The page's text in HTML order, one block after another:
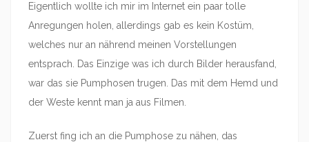
Eigentlich wollte ich mir im Internet ein paar tolle
Anregungen holen, allerdings gab es kein Kostüm,
welches nur an nährend meinen Vorstellungen
entsprach. Das Einzige was ich durch Bilder herausfand,
war das sie Pumphosen trugen. Das mit dem Hemd und
der Weste kennt man ja aus Filmen.
Zuerst fing ich an die Pumphose zu nähen, das